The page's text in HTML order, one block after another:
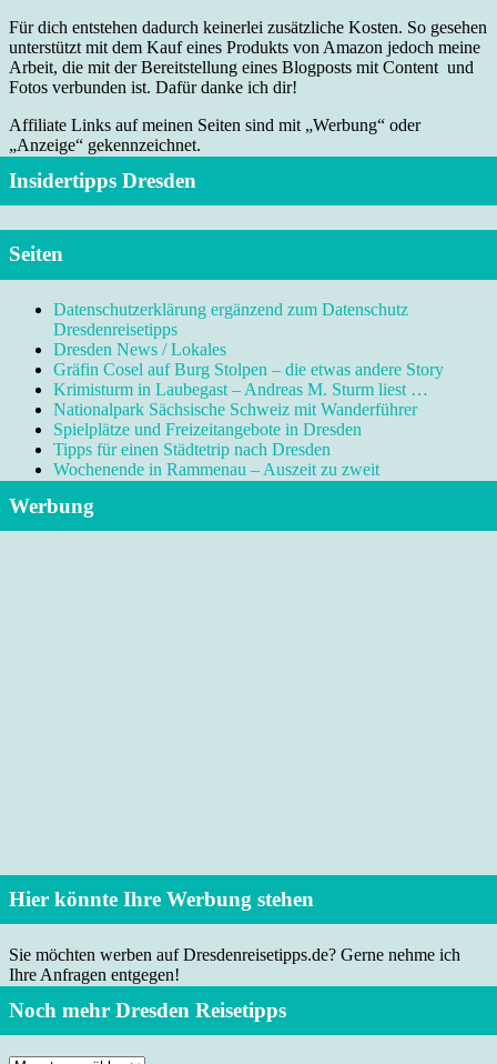
Für dich entstehen dadurch keinerlei zusätzliche Kosten. So gesehen
unterstützt mit dem Kauf eines Produkts von Amazon jedoch meine
Arbeit, die mit der Bereitstellung eines Blogposts mit Content und
Fotos verbunden ist. Dafür danke ich dir!
Affiliate Links auf meinen Seiten sind mit „Werbung“ oder
„Anzeige“ gekennzeichnet.
Insidertipps Dresden
Seiten
Datenschutzerklärung ergänzend zum Datenschutz
Dresdenreisetipps
Dresden News / Lokales
Gräfin Cosel auf Burg Stolpen – die etwas andere Story
Krimisturm in Laubegast – Andreas M. Sturm liest …
Nationalpark Sächsische Schweiz mit Wanderführer
Spielplätze und Freizeitangebote in Dresden
Tipps für einen Städtetrip nach Dresden
Wochenende in Rammenau – Auszeit zu zweit
Werbung
Hier könnte Ihre Werbung stehen
Sie möchten werben auf Dresdenreisetipps.de? Gerne nehme ich
Ihre Anfragen entgegen!
Noch mehr Dresden Reisetipps